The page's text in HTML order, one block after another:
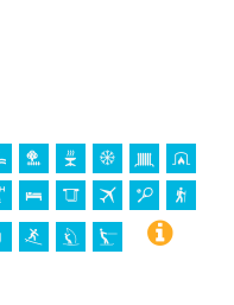
ciclismo, escalada, canoa,
y esquí acuático (a
menos de 10 kilómetros de